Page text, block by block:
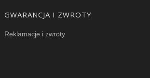
GWARANCJA I ZWROTY
Reklamacje i zwroty